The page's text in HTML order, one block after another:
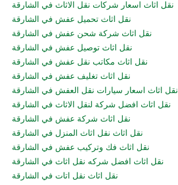
نقل اثاث اسعار شركات نقل الاثاث في الشارقة
نقل اثاث تحميل عفش في الشارقة
نقل اثاث شركة شحن عفش في الشارقة
نقل اثاث توصيل عفش في الشارقة
نقل اثاث مكاتب نقل عفش في الشارقة
نقل اثاث تغليف عفش في الشارقة
نقل اثاث اسعار سيارات نقل العفش في الشارقة
نقل اثاث افضل شركة لنقل الاثاث في الشارقة
نقل اثاث شركة عفش في الشارقة
نقل اثاث نقل اثاث المنزل في الشارقة
نقل اثاث فك وتركيب عفش في الشارقة
نقل اثاث افضل شركه نقل اثاث في الشارقة
نقل اثاث نقل اتات في الشارقة